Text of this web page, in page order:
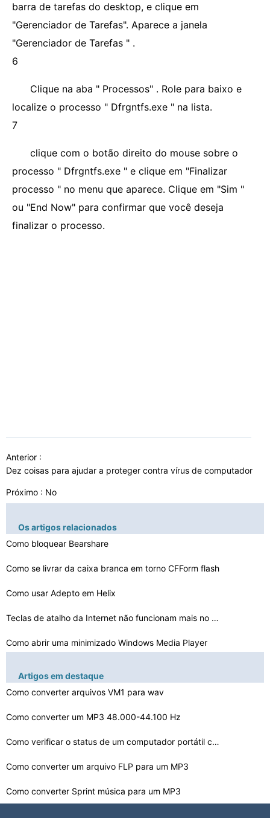
barra de tarefas do desktop, e clique em
"Gerenciador de Tarefas". Aparece a janela
"Gerenciador de Tarefas " .
6
Clique na aba " Processos" . Role para baixo e
localize o processo " Dfrgntfs.exe " na lista.
7
clique com o botão direito do mouse sobre o
processo " Dfrgntfs.exe " e clique em "Finalizar
processo " no menu que aparece. Clique em "Sim "
ou "End Now" para confirmar que você deseja
finalizar o processo.
Anterior :
Dez coisas para ajudar a proteger contra vírus de computador
Próximo : No
Os artigos relacionados
Como bloquear Bearshare
Como se livrar da caixa branca em torno CFForm flash
Como usar Adepto em Helix
Teclas de atalho da Internet não funcionam mais no meu…
Como abrir uma minimizado Windows Media Player
O que é um arquivo Spoolsv.exe
Meu Synaptics Touchpad não está funcionando e eu já …
Como lidar com um StaleConnection DB2
Artigos em destaque
Como converter arquivos VM1 para wav
Como converter um MP3 48.000-44.100 Hz
Como verificar o status de um computador portátil com …
Como converter um arquivo FLP para um MP3
Como converter Sprint música para um MP3